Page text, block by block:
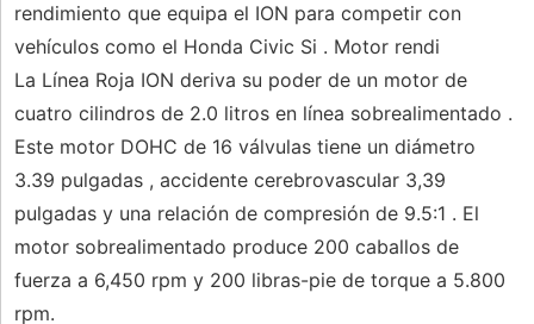
rendimiento que equipa el ION para competir con
vehículos como el Honda Civic Si . Motor rendi
La Línea Roja ION deriva su poder de un motor de
cuatro cilindros de 2.0 litros en línea sobrealimentado .
Este motor DOHC de 16 válvulas tiene un diámetro
3.39 pulgadas , accidente cerebrovascular 3,39
pulgadas y una relación de compresión de 9.5:1 . El
motor sobrealimentado produce 200 caballos de
fuerza a 6,450 rpm y 200 libras-pie de torque a 5.800
rpm.